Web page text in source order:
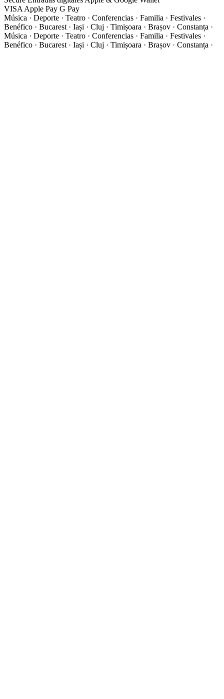
VISA Apple Pay G Pay
Música · Deporte · Teatro · Conferencias · Familia · Festivales ·
Benéfico · Bucarest · Iași · Cluj · Timișoara · Brașov · Constanța ·
Música · Deporte · Teatro · Conferencias · Familia · Festivales ·
Benéfico · Bucarest · Iași · Cluj · Timișoara · Brașov · Constanța ·